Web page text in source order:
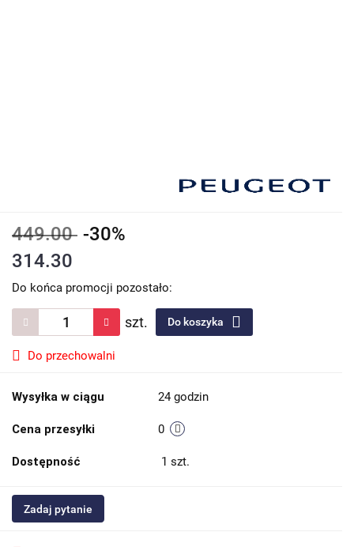
449.00 -30%
314.30
Do końca promocji pozostało:
szt. Do koszyka
Do przechowalni
Wysyłka w ciągu 24 godzin
Cena przesyłki 0
Dostępność 1 szt.
Zadaj pytanie